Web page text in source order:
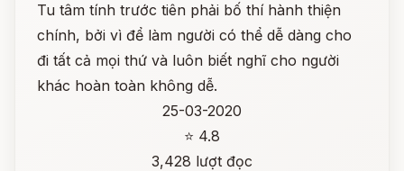
Tu tâm tính trước tiên phải bố thí hành thiện
chính, bởi vì để làm người có thể dễ dàng cho
đi tất cả mọi thứ và luôn biết nghĩ cho người
khác hoàn toàn không dễ.
25-03-2020
⭐ 4.8
3,428 lượt đọc